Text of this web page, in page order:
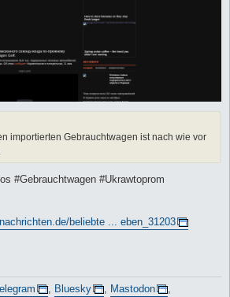
importierten Gebrauchtwagen ist nach wie vor
#Gebrauchtwagen #Ukrawtoprom
beliebte ... eben_31203
, Bluesky , Mastodon
,